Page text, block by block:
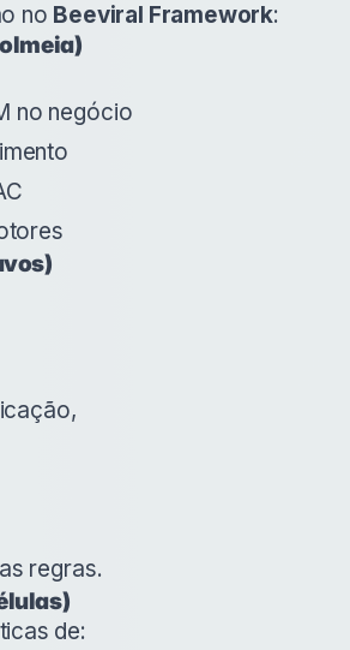
no Beeviral Framework:
no negócio
regras.
de: